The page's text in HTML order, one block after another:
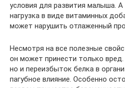
условия для развития малыша. А
нагрузка в виде витаминных
может нарушить отлаженный
Несмотря на все полезные
он может принести только
но и переизбыток белка в
пагубное влияние. Особенно